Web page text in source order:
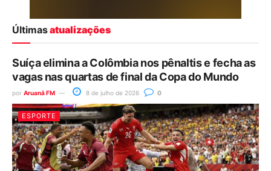
Últimasatualizações
Suíça elimina a Colômbia nos pênaltis e fecha as
vagas nas quartas de final da Copa do Mundo
por Aruanã FM 8 de julho de 2026 0
ESPORTE